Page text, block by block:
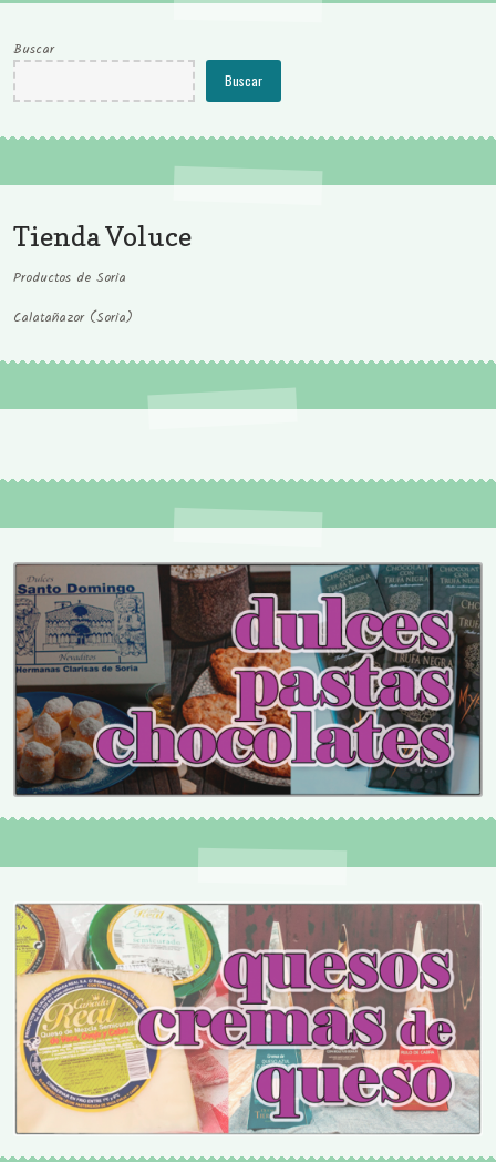
Buscar
Buscar
Tienda Voluce
Productos de Soria
Calatañazor (Soria)